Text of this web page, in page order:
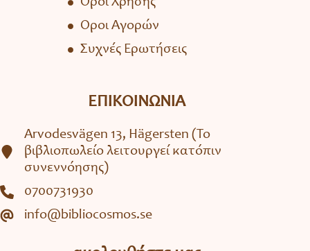
Όροι Χρήσης
Όροι Αγορών
Συχνές Ερωτήσεις
ΕΠΙΚΟΙΝΩΝΙΑ
Arvodesvägen 13, Hägersten (To
βιβλιοπωλείο λειτουργεί κατόπιν
συνεννόησης)
0700731930
info@bibliocosmos.se